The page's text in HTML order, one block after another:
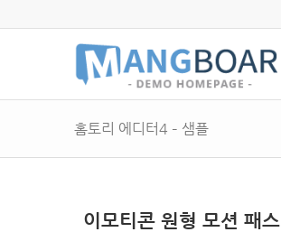
홈토리 에디터4 – 샘플
이모티콘 원형 모션 패스